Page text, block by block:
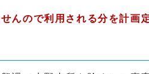
んので利用される分を計画